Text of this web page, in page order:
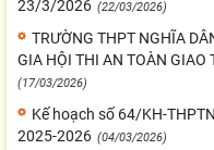
23/3/2026 (22/03/2026)
TRƯỜNG THPT NGHĨA
GIA HỘI THI AN TOÀN
(17/03/2026)
Kế hoạch số 64/KH-
2025-2026 (04/03/2026)